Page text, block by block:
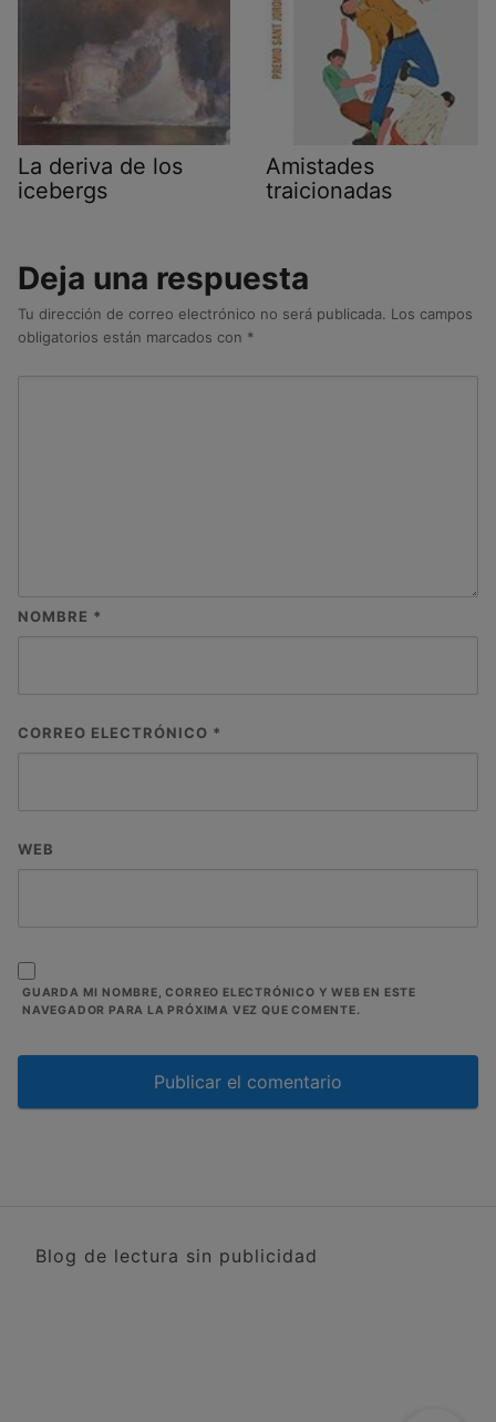
La deriva de los
icebergs
Amistades
traicionadas
Deja una respuesta
Tu dirección de correo electrónico no será publicada. Los campos
obligatorios están marcados con *
NOMBRE *
CORREO ELECTRÓNICO *
WEB
GUARDA MI NOMBRE, CORREO ELECTRÓNICO Y WEB EN ESTE
NAVEGADOR PARA LA PRÓXIMA VEZ QUE COMENTE.
Blog de lectura sin publicidad